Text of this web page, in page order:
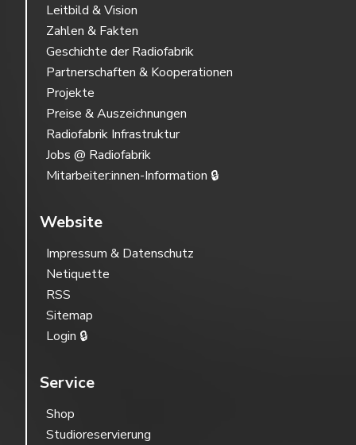
Leitbild & Vision
Zahlen & Fakten
Geschichte der Radiofabrik
Partnerschaften & Kooperationen
Projekte
Preise & Auszeichnungen
Radiofabrik Infrastruktur
Jobs @ Radiofabrik
Mitarbeiter:innen-Information 🔒
Website
Impressum & Datenschutz
Netiquette
RSS
Sitemap
Login 🔒
Service
Shop
Studioreservierung